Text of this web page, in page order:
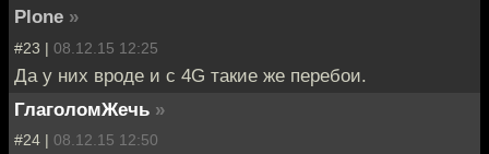
Plone »
#23 | 08.12.15 12:25
Да у них вроде и с 4G такие же перебои.
ГлаголомЖечь »
#24 | 08.12.15 12:50